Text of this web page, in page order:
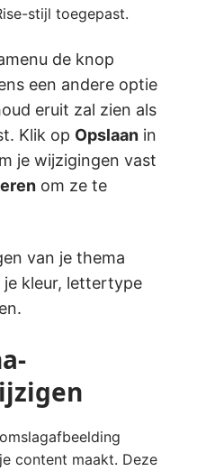
stijl toegepast.
de knop
een andere optie
eruit zal zien als
Klik op Opslaan in
je wijzigingen vast
om ze te
van je thema
kleur, lettertype
content maakt. Deze